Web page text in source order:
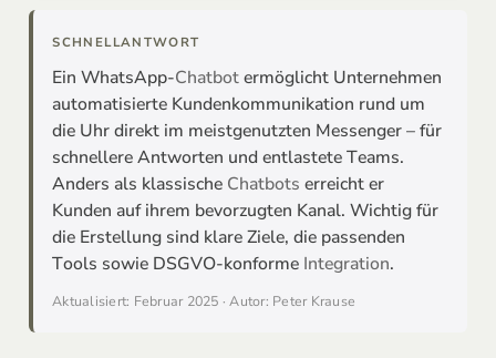
SCHNELLANTWORT
Ein WhatsApp-Chatbotermöglicht Unternehmen
automatisierte Kundenkommunikation rund um
die Uhr direkt im meistgenutzten Messenger – für
schnellere Antworten und entlastete Teams.
Anders als klassische Chatbots erreicht er
Kunden auf ihrem bevorzugten Kanal. Wichtig für
die Erstellung sind klare Ziele, die passenden
Tools sowie DSGVO-konforme Integration.
Aktualisiert: Februar 2025 · Autor: Peter Krause